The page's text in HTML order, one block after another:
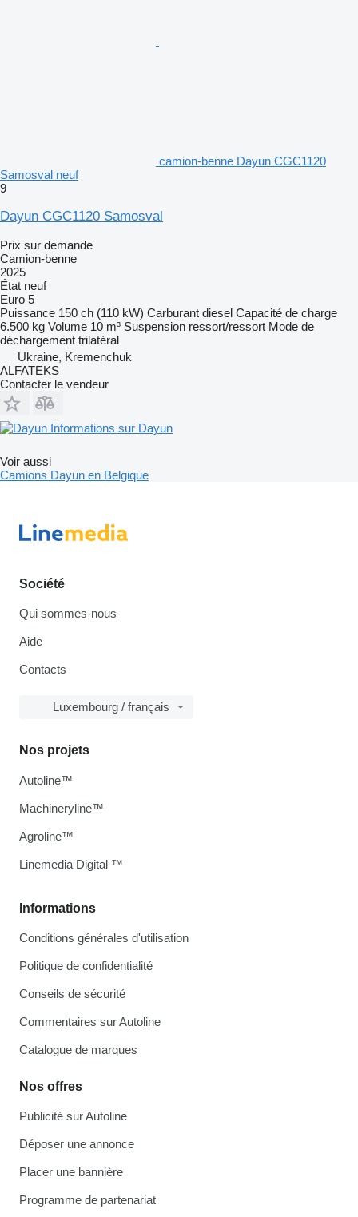
camion-benne Dayun CGC1120
Samosval neuf
9
Dayun CGC1120 Samosval
Prix sur demande
Camion-benne
2025
État neuf
Euro 5
Puissance 150 ch (110 kW) Carburant diesel Capacité de charge
6.500 kg Volume 10 m³ Suspension ressort/ressort Mode de
déchargement trilatéral
Ukraine, Kremenchuk
ALFATEKS
Contacter le vendeur
Informations sur Dayun
Voir aussi
Camions Dayun en Belgique
Société
Qui sommes-nous
Aide
Contacts
Luxembourg / français
Informations
Conditions générales d'utilisation
Politique de confidentialité
Conseils de sécurité
Commentaires sur Autoline
Catalogue de marques
Nos offres
Publicité sur Autoline
Déposer une annonce
Placer une bannière
Programme de partenariat
Nos projets
Autoline™
Machineryline™
Agroline™
Linemedia Digital ™